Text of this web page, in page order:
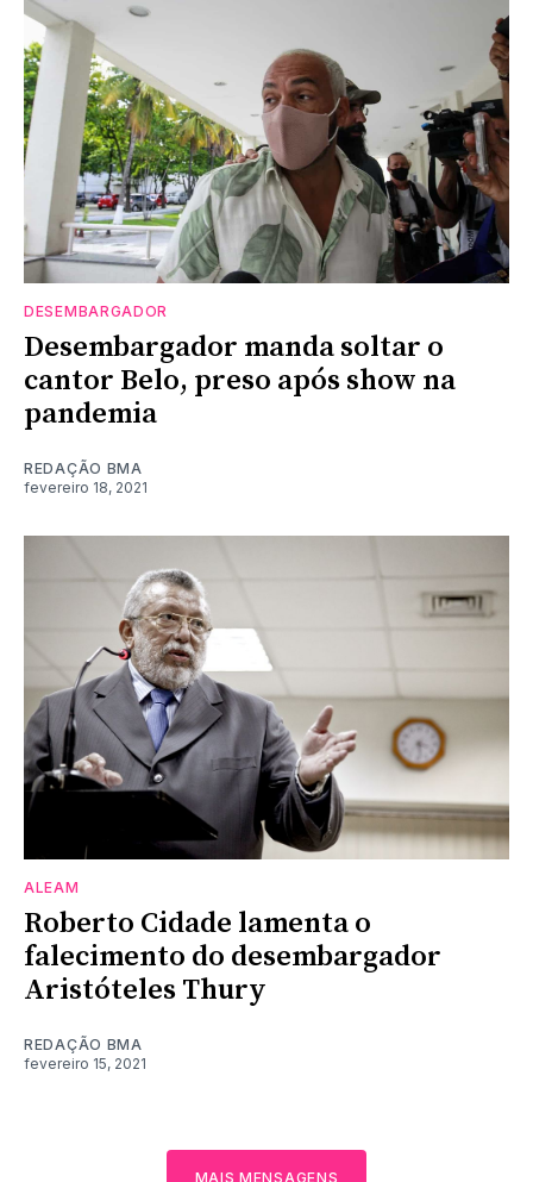
DESEMBARGADOR
Desembargador manda soltar o
cantor Belo, preso após show na
pandemia
REDAÇÃO BMA
fevereiro 18, 2021
ALEAM
Roberto Cidade lamenta o
falecimento do desembargador
Aristóteles Thury
REDAÇÃO BMA
fevereiro 15, 2021
MAIS MENSAGENS